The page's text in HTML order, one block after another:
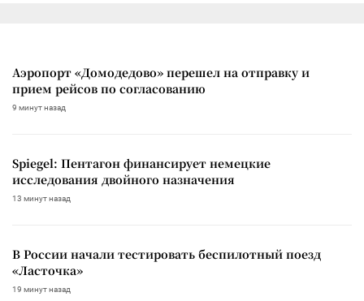
Аэропорт «Домодедово» перешел на отправку и
прием рейсов по согласованию
9 минут назад
Spiegel: Пентагон финансирует немецкие
исследования двойного назначения
13 минут назад
В России начали тестировать беспилотный поезд
«Ласточка»
19 минут назад